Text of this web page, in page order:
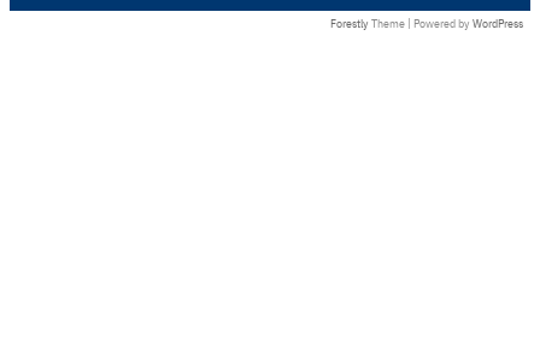
Forestly Theme | Powered by WordPress